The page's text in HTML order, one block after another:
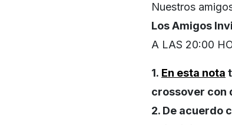
Nuestros
Los Amigos
A LAS 20:00
1. En esta nota
crossover con
2. De acuerdo